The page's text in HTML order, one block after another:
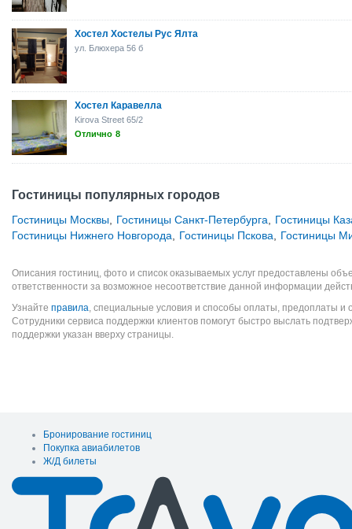
Хостел Хостелы Рус Ялта
ул. Блюхера 56 б
Хостел Каравелла
Kirova Street 65/2
Отлично 8
Гостиницы популярных городов
Гостиницы Москвы Гостиницы Санкт-Петербурга
Гостиницы
Гостиницы Нижнего Новгорода
Гостиницы Пскова Гостиницы
Описания гостиниц, фото и список оказываемых услуг предоставлены
ответственности за возможное несоответствие данной информации
Узнайте правила, специальные условия и способы оплаты, предоплаты и
Сотрудники сервиса поддержки клиентов помогут быстро выслать
поддержки указан вверху страницы.
Бронирование гостиниц
Покупка авиабилетов
Ж/Д билеты